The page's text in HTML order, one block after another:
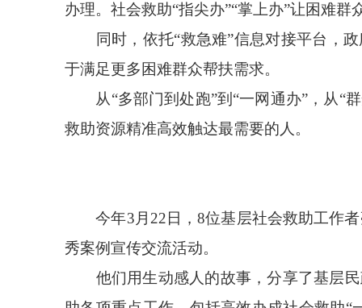
办理。社会救助“指尖办”“掌上办”让困难群
同时，依托“救急难”信息对接平台，政
于满足更多困难群众帮扶需求。
从“多部门到处跑”到“一网通办”，从“
救助资源精准高效触达最需要的人。
今年3月22日，8位基层社会救助工作者
秀案例宣传交流活动。
他们用生动感人的故事，分享了基层民